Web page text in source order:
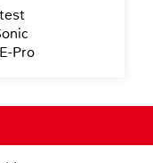
Pro